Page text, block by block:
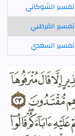
تفسير الشوكاني
تفسير القرطبي
تفسير السعدي